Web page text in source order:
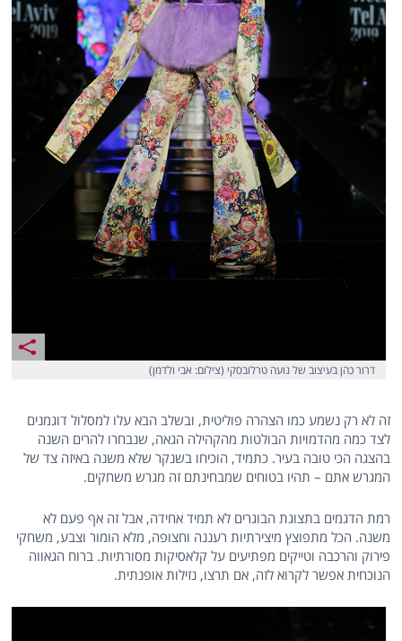
דרור כהן בעיצוב של נועה טרלובסקי (צילום: אבי ולדמן)
זה לא רק נשמע כמו הצהרה פוליטית, ובשלב הבא עלו למסלול דוגמנים
לצד כמה מהדמויות הבולטות מהקהילה הגאה, שנבחרו להרים השנה
בהצגה הכי טובה בעיר. כתמיד, הוכיחו בשנקר שלא משנה באיזה צד של
המגרש אתם – תהיו בטוחים שמבחינתם זה מגרש משחקים.
רמת הדגמים בתצוגת הבוגרים לא תמיד אחידה, אבל זה אף פעם לא
משנה. הכל מתפוצץ מיצירתיות רעננה וחצופה, מלא הומור וצבע, משחקי
פירוק והרכבה וטייקים מפתיעים על קלאסיקות מסורתיות. ברוח הגאווה
הנוכחית אפשר לקרוא לזה, אם תרצו, נזילות אופנתית.